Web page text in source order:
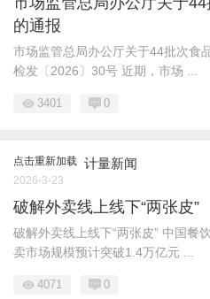
的通报
市场监管总局办公厅关于44批次食
检发〔2026〕30号 近期，市场 ...
3401 0
点击重新加载 计量新闻
2026-3-23
破解外卖线上线下“两张皮”
破解外卖线上线下“两张皮” 中国餐
卖市场规模预计突破1.4万亿元 ...
4071 0